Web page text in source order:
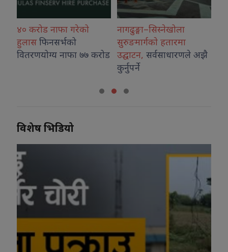
४० करोड नाफा गरेको
हुलास फिनसर्भको
वितरणयोग्य नाफा ७७ करोड
नागढुङ्गा–सिस्नेखोला
सुरुङमार्गकाे हतारमा
उद्घाटन, सर्वसाधारणले अझै
कुर्नुपर्ने
विशेष भिडियो